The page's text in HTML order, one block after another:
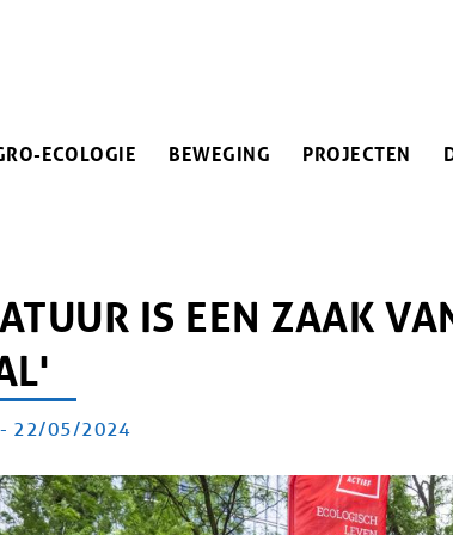
ECOLOGIE BEWEGING PROJECTEN
IS EEN ZAAK
PUBLICATIEDATUM
22/05/2024